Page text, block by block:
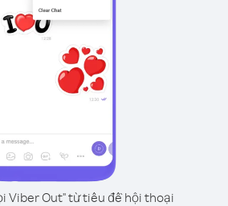
Viber Out" từ tiêu đề hội thoại